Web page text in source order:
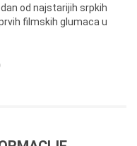
od najstarijih srpkih
filmskih glumaca u